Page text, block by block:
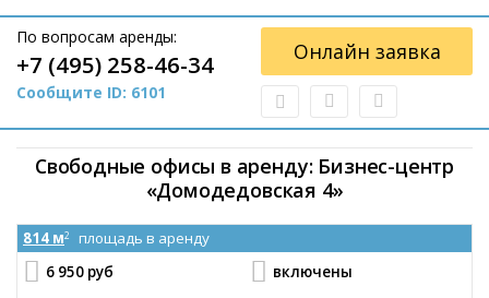
По вопросам аренды:
+7 (495) 258-46-34
Сообщите ID: 6101
Онлайн заявка
Свободные офисы в аренду: Бизнес-центр
«Домодедовская 4»
814 м2
площадь в аренду
6 950 руб
включены